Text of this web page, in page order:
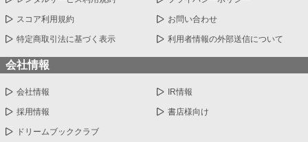
スコア利用規約 お問い合わせ
特定商取引法に基づく表示 利用者情報の外部送信について
会社情報
会社情報 IR情報
採用情報 書店様向け
ドリームブッククラブ